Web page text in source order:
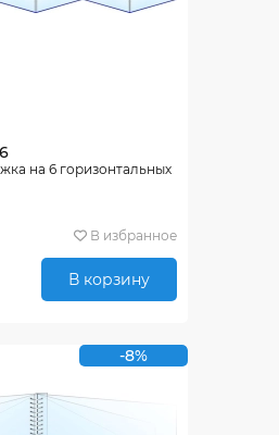
на 6 горизонтальных
В избранное
В корзину
-8%